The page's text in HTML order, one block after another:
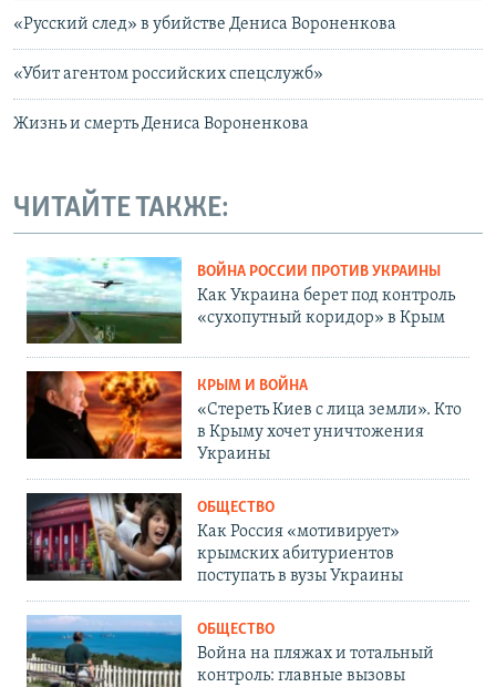
«Русский след» в убийстве Дениса Вороненкова
«Убит агентом российских спецслужб»
Жизнь и смерть Дениса Вороненкова
ЧИТАЙТЕ ТАКЖЕ:
ВОЙНА РОССИИ ПРОТИВ УКРАИНЫ
Как Украина берет под контроль
«сухопутный коридор» в Крым
КРЫМ И ВОЙНА
«Стереть Киев с лица земли». Кто
в Крыму хочет уничтожения
Украины
ОБЩЕСТВО
Как Россия «мотивирует»
крымских абитуриентов
поступать в вузы Украины
ОБЩЕСТВО
Война на пляжах и тотальный
контроль: главные вызовы